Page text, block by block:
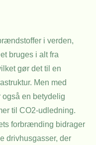
i verden,
bruges i alt fra
gør det til en
Men med
en betydelig
til CO2-udledning.
forbrænding bidrager
drivhusgasser, der